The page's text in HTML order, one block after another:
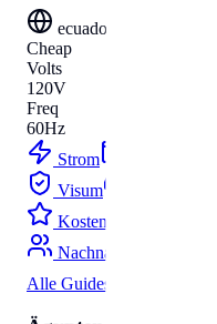
ecuador
Cheap
Volts
120V
Freq
60Hz
Strom
Visum
Kosten
Nachnamen
Alle Guides